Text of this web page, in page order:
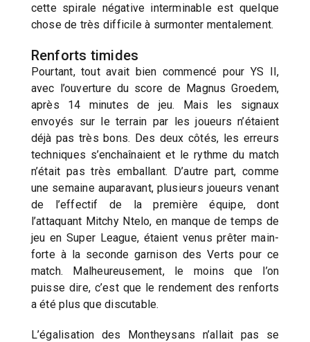
cette spirale négative interminable est quelque
chose de très difficile à surmonter mentalement.
Renforts timides
Pourtant, tout avait bien commencé pour YS II,
avec l’ouverture du score de Magnus Groedem,
après 14 minutes de jeu. Mais les signaux
envoyés sur le terrain par les joueurs n’étaient
déjà pas très bons. Des deux côtés, les erreurs
techniques s’enchaînaient et le rythme du match
n’était pas très emballant. D’autre part, comme
une semaine auparavant, plusieurs joueurs venant
de l’effectif de la première équipe, dont
l’attaquant Mitchy Ntelo, en manque de temps de
jeu en Super League, étaient venus prêter main-
forte à la seconde garnison des Verts pour ce
match. Malheureusement, le moins que l’on
puisse dire, c’est que le rendement des renforts
a été plus que discutable.
L’égalisation des Montheysans n’allait pas se